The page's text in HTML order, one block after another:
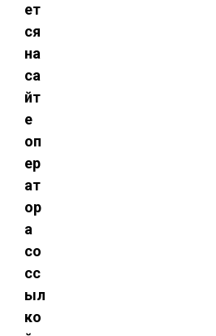
ет
ся
на
са
йт
е
оп
ер
ат
ор
а
со
сс
ыл
ко